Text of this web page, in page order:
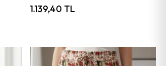
1.139,40 TL